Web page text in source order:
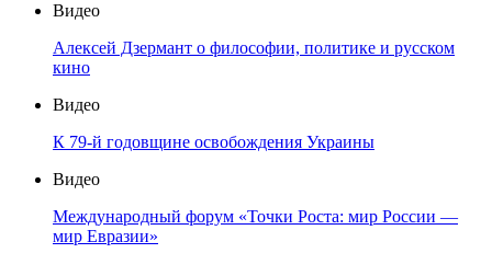
Видео
Алексей Дзермант о философии, политике и русском
кино
Видео
К 79-й годовщине освобождения Украины
Видео
Международный форум «Точки Роста: мир России —
мир Евразии»